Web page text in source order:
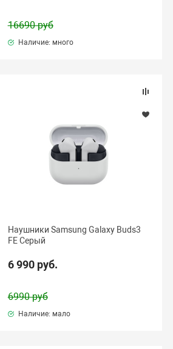
16690 руб
Наличие: много
Наушники Samsung Galaxy Buds3
FE Серый
6 990 руб.
6990 руб
Наличие: мало